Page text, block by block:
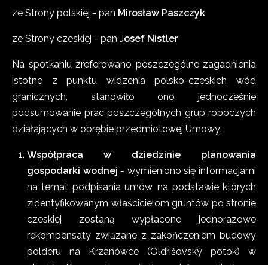
ze Strony polskiej - pan Mirosław Paszczyk
ze Strony czeskiej - pan Josef Nistler
Na spotkaniu zreferowano poszczególne zagadnienia
istotne z punktu widzenia polsko-czeskich wód
granicznych, stanowiło ono jednocześnie
podsumowanie prac poszczególnych grup roboczych
działających w obrębie przedmiotowej Umowy:
Współpraca w dziedzinie planowania
gospodarki wodnej - wymieniono się informacjami
na temat podpisania umów, na podstawie których
zidentyfikowanym właścicielom gruntów po stronie
czeskiej zostaną wypłacone jednorazowe
rekompensaty związane z zakończeniem budowy
polderu na Krzanówce (Oldrišovský potok) w